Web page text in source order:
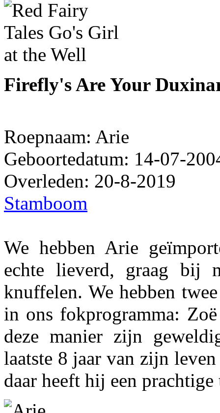
Firefly's Are Your
Roepnaam: Arie
Geboortedatum: 14-07-
Overleden: 20-8-2019
Stamboom
We hebben Arie
echte lieverd, graag bij
knuffelen. We hebben
in ons fokprogramma:
deze manier zijn
laatste 8 jaar van zijn
daar heeft hij een